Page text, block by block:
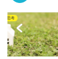
・思考